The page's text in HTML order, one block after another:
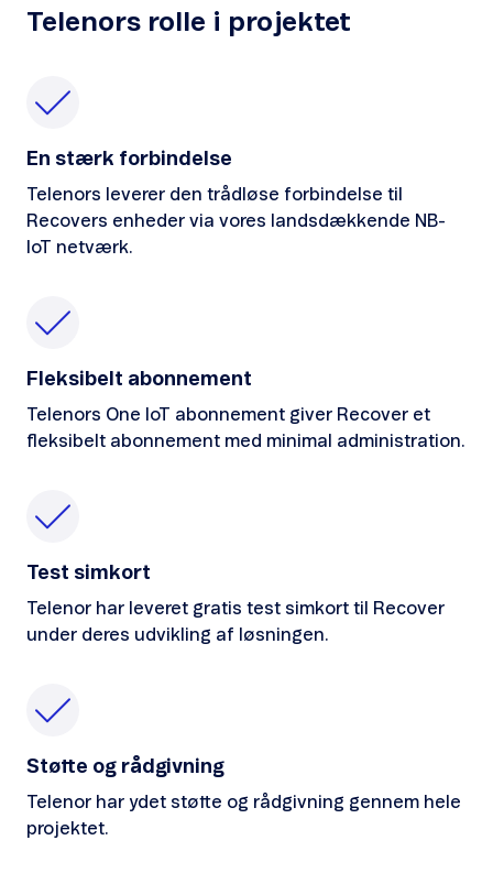
Telenors rolle i projektet
En stærk forbindelse
Telenors leverer den trådløse forbindelse til
Recovers enheder via vores landsdækkende NB-
IoT netværk.
Fleksibelt abonnement
Telenors One IoT abonnement giver Recover et
fleksibelt abonnement med minimal administration.
Test simkort
Telenor har leveret gratis test simkort til Recover
under deres udvikling af løsningen.
Støtte og rådgivning
Telenor har ydet støtte og rådgivning gennem hele
projektet.